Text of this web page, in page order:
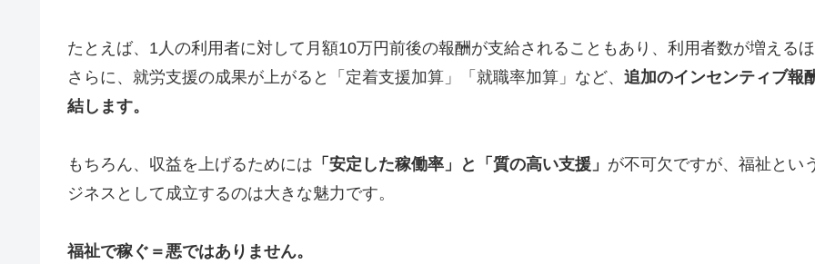
たとえば、1人の利用者に対して月額10万円前後の報酬が支給されることもあり、利用者数が増える
さらに、就労支援の成果が上がると「定着支援加算」「就職率加算」など、 追加のインセンティブ報
結します。
もちろん、収益を上げるためには 「安定した稼働率」と「質の高い支援」 が不可欠ですが、福祉とい
ジネスとして成立するのは大きな魅力です。
福祉で稼ぐ＝悪ではありません。